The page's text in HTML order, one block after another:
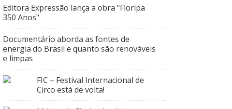
Editora Expressão lança a obra "Floripa
350 Anos"
Documentário aborda as fontes de
energia do Brasil e quanto são renováveis
e limpas
FIC – Festival Internacional de
Circo está de volta!